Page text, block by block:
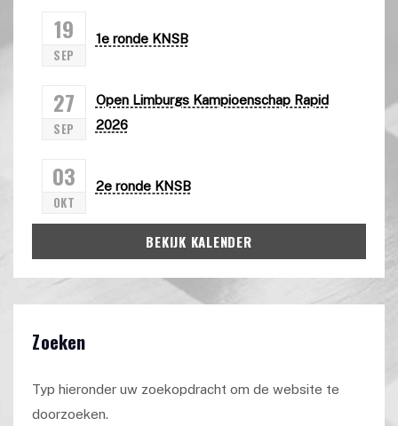
19
SEP
1e ronde KNSB
27
SEP
Open Limburgs Kampioenschap Rapid
2026
03
OKT
2e ronde KNSB
BEKIJK KALENDER
Zoeken
Typ hieronder uw zoekopdracht om de website te
doorzoeken.